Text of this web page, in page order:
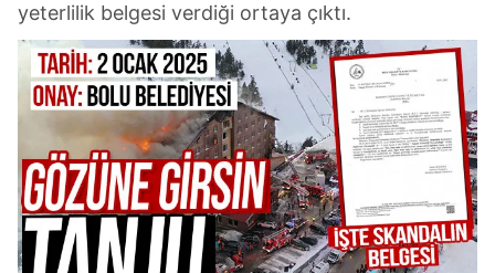
yeterlilik belgesi verdiği ortaya çıktı.